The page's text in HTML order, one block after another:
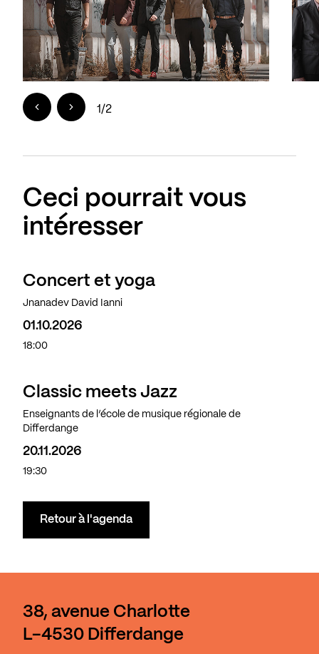
1/2
Ceci pourrait vous
intéresser
Concert et yoga
Jnanadev David Ianni
01.10.2026
18:00
Classic meets Jazz
Enseignants de l’école de musique régionale de
Differdange
20.11.2026
19:30
Retour à l'agenda
38, avenue Charlotte
L-4530 Differdange